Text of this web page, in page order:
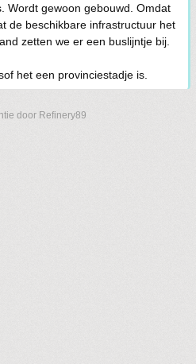
Wordt gewoon gebouwd. Omdat
de beschikbare infrastructuur het
zetten we er een buslijntje bij.
het een provinciestadje is.
door Refinery89